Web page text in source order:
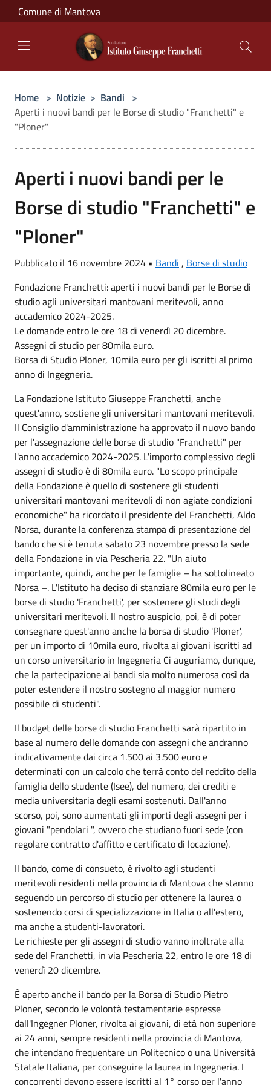
Salta al contenuto principale
Comune di Mantova
Home > Notizie > Bandi >
Aperti i nuovi bandi per le Borse di studio "Franchetti" e
"Ploner"
Aperti i nuovi bandi per le
Borse di studio "Franchetti" e
"Ploner"
Pubblicato il 16 novembre 2024 • Bandi , Borse di studio
Fondazione Franchetti: aperti i nuovi bandi per le Borse di
studio agli universitari mantovani meritevoli, anno
accademico 2024-2025.
Le domande entro le ore 18 di venerdì 20 dicembre.
Assegni di studio per 80mila euro.
Borsa di Studio Ploner, 10mila euro per gli iscritti al primo
anno di Ingegneria.
La Fondazione Istituto Giuseppe Franchetti, anche
quest'anno, sostiene gli universitari mantovani meritevoli.
Il Consiglio d'amministrazione ha approvato il nuovo bando
per l'assegnazione delle borse di studio "Franchetti" per
l'anno accademico 2024-2025. L'importo complessivo degli
assegni di studio è di 80mila euro. "Lo scopo principale
della Fondazione è quello di sostenere gli studenti
universitari mantovani meritevoli di non agiate condizioni
economiche" ha ricordato il presidente del Franchetti, Aldo
Norsa, durante la conferenza stampa di presentazione del
bando che si è tenuta sabato 23 novembre presso la sede
della Fondazione in via Pescheria 22. "Un aiuto
importante, quindi, anche per le famiglie – ha sottolineato
Norsa –. L'Istituto ha deciso di stanziare 80mila euro per le
borse di studio 'Franchetti', per sostenere gli studi degli
universitari meritevoli. Il nostro auspicio, poi, è di poter
consegnare quest'anno anche la borsa di studio 'Ploner',
per un importo di 10mila euro, rivolta ai giovani iscritti ad
un corso universitario in Ingegneria Ci auguriamo, dunque,
che la partecipazione ai bandi sia molto numerosa così da
poter estendere il nostro sostegno al maggior numero
possibile di studenti".
Il budget delle borse di studio Franchetti sarà ripartito in
base al numero delle domande con assegni che andranno
indicativamente dai circa 1.500 ai 3.500 euro e
determinati con un calcolo che terrà conto del reddito della
famiglia dello studente (Isee), del numero, dei crediti e
media universitaria degli esami sostenuti. Dall'anno
scorso, poi, sono aumentati gli importi degli assegni per i
giovani "pendolari ", ovvero che studiano fuori sede (con
regolare contratto d'affitto e certificato di locazione).
Il bando, come di consueto, è rivolto agli studenti
meritevoli residenti nella provincia di Mantova che stanno
seguendo un percorso di studio per ottenere la laurea o
sostenendo corsi di specializzazione in Italia o all'estero,
ma anche a studenti-lavoratori.
Le richieste per gli assegni di studio vanno inoltrate alla
sede del Franchetti, in via Pescheria 22, entro le ore 18 di
venerdì 20 dicembre.
È aperto anche il bando per la Borsa di Studio Pietro
Ploner, secondo le volontà testamentarie espresse
dall'Ingegner Ploner, rivolta ai giovani, di età non superiore
ai 24 anni, sempre residenti nella provincia di Mantova,
che intendano frequentare un Politecnico o una Università
Statale Italiana, per conseguire la laurea in Ingegneria. I
concorrenti devono essere iscritti al 1° corso per l'anno